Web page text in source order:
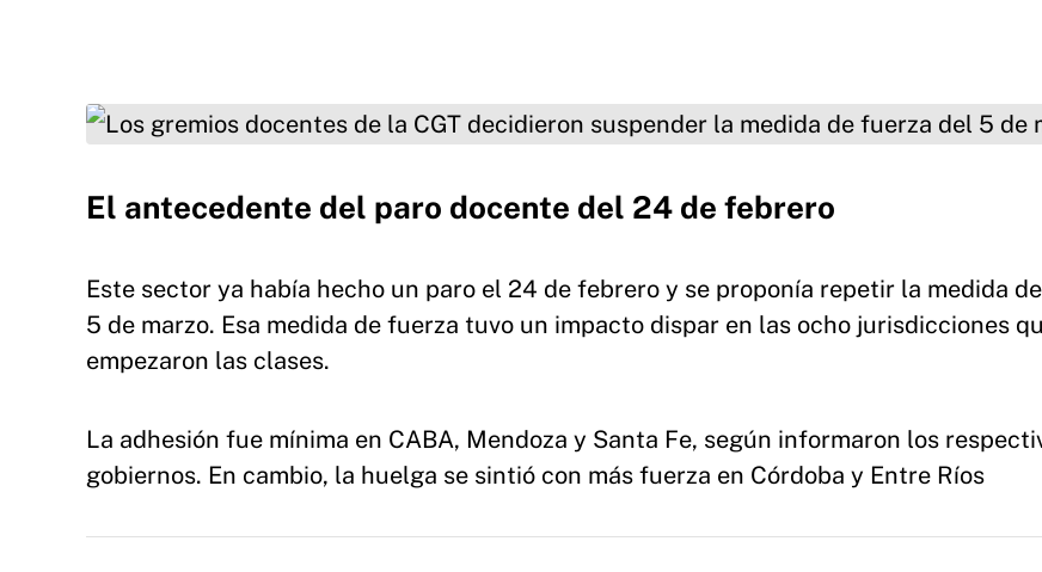
El antecedente del paro docente del 24 de febrero
Este sector ya había hecho un paro el 24 de febrero y se proponía repetir la medida
5 de marzo. Esa medida de fuerza tuvo un impacto dispar en las ocho jurisdicciones
empezaron las clases.
La adhesión fue mínima en CABA, Mendoza y Santa Fe, según informaron los
gobiernos. En cambio, la huelga se sintió con más fuerza en Córdoba y Entre Ríos